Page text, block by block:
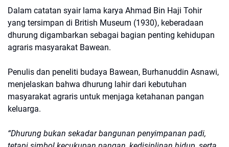
Dalam catatan syair lama karya Ahmad Bin Haji Tohir
yang tersimpan di British Museum (1930), keberadaan
dhurung digambarkan sebagai bagian penting kehidupan
agraris masyarakat Bawean.
Penulis dan peneliti budaya Bawean, Burhanuddin Asnawi,
menjelaskan bahwa dhurung lahir dari kebutuhan
masyarakat agraris untuk menjaga ketahanan pangan
keluarga.
“Dhurung bukan sekadar bangunan penyimpanan padi,